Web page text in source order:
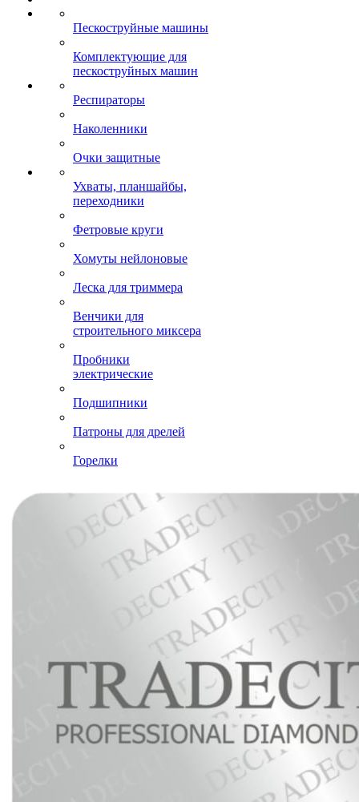
Пескоструйные машины
Комплектующие для
пескоструйных машин
Респираторы
Наколенники
Очки защитные
Ухваты, планшайбы,
переходники
Фетровые круги
Хомуты нейлоновые
Леска для триммера
Венчики для
строительного миксера
Пробники
электрические
Подшипники
Патроны для дрелей
Горелки